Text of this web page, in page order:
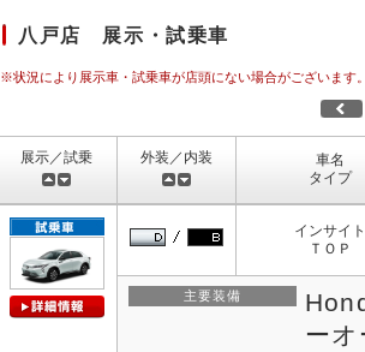
八戸店 展示・試乗車
※状況により展示車・試乗車が店頭にない場合がございます
展示／試乗 外装／内装
車名
タイプ
インサイト
ＴＯＰ
主要装備
ー